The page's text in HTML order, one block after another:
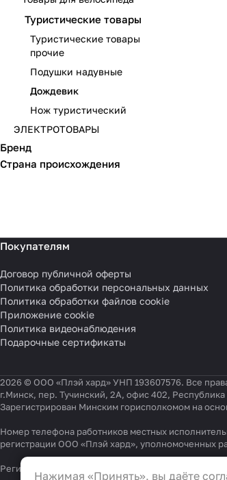
Туристические товары
Туристические товары
прочие
Подушки надувные
Дождевик
Нож туристический
ЭЛЕКТРОТОВАРЫ
Бренд
Страна происхождения
Покупателям
Договор публичной оферты
Политика обработки персональных данных
Политика обработки файлов cookie
Приложение cookie
Политика видеонаблюдения
Подарочные сертификаты
2026 © ООО «Плэй хард» УНП 193607576. Все
г.Минск, пер. Тучинский, 2А, офис 402,
Зарегистрирован Минским горисполкомом на
Номер телефона работников местных
регистрации ООО «Плэй хард», уполномоченных
Регистрационный номер в Торговом реестре
Нажимая «Принять», вы даёте